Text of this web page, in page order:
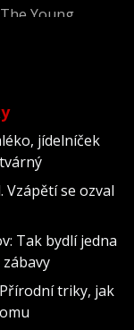
Young
jídelníček
Vzápětí se ozval
Tak bydlí jedna
triky, jak